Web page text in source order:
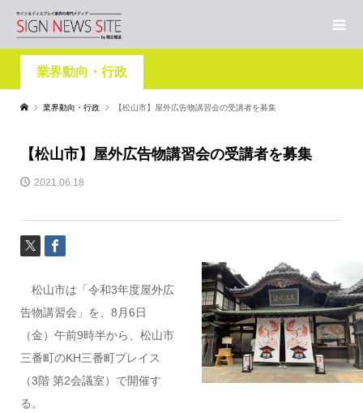
業界動向・行政
業界動向・行政 【松山市】屋外広告物講習会の受講者を募集
【松山市】屋外広告物講習会の受講者を募集
2021.06.18
松山市は「令和3年度屋外広
告物講習会」を、8月6日
（金）午前9時半から、松山市
三番町のKH三番町プレイス
（3階 第2会議室）で開催す
る。